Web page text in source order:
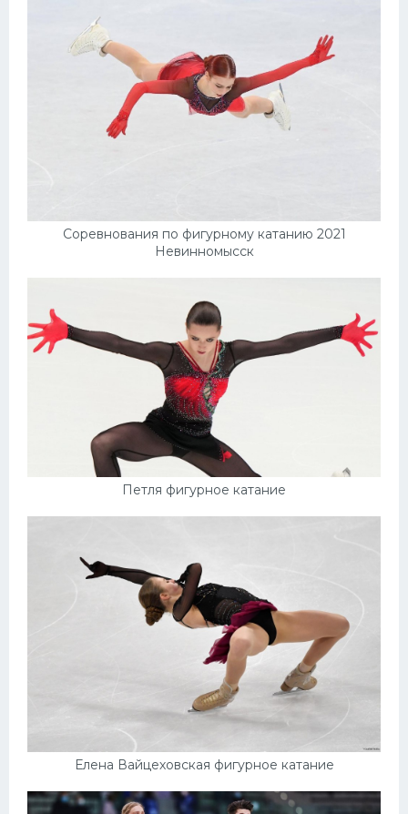
Соревнования по фигурному катанию 2021
Невинномысск
Петля фигурное катание
Елена Вайцеховская фигурное катание